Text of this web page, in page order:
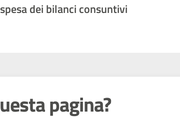
dei bilanci consuntivi
pagina?